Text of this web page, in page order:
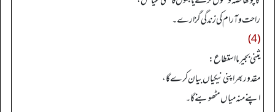
راحت وآرام کی زندگی گزارے۔
(4)
يثني بجيرما استطاع:
مقدوربھر اپنی نیکیاں بیان کرے گا،
اپنے منہ میاں مٹھوبنےگا۔